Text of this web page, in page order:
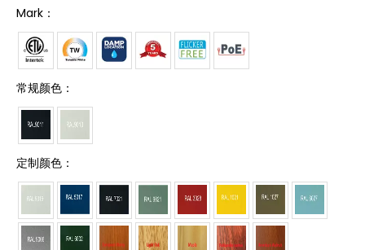
Mark：
常规颜色：
定制颜色：